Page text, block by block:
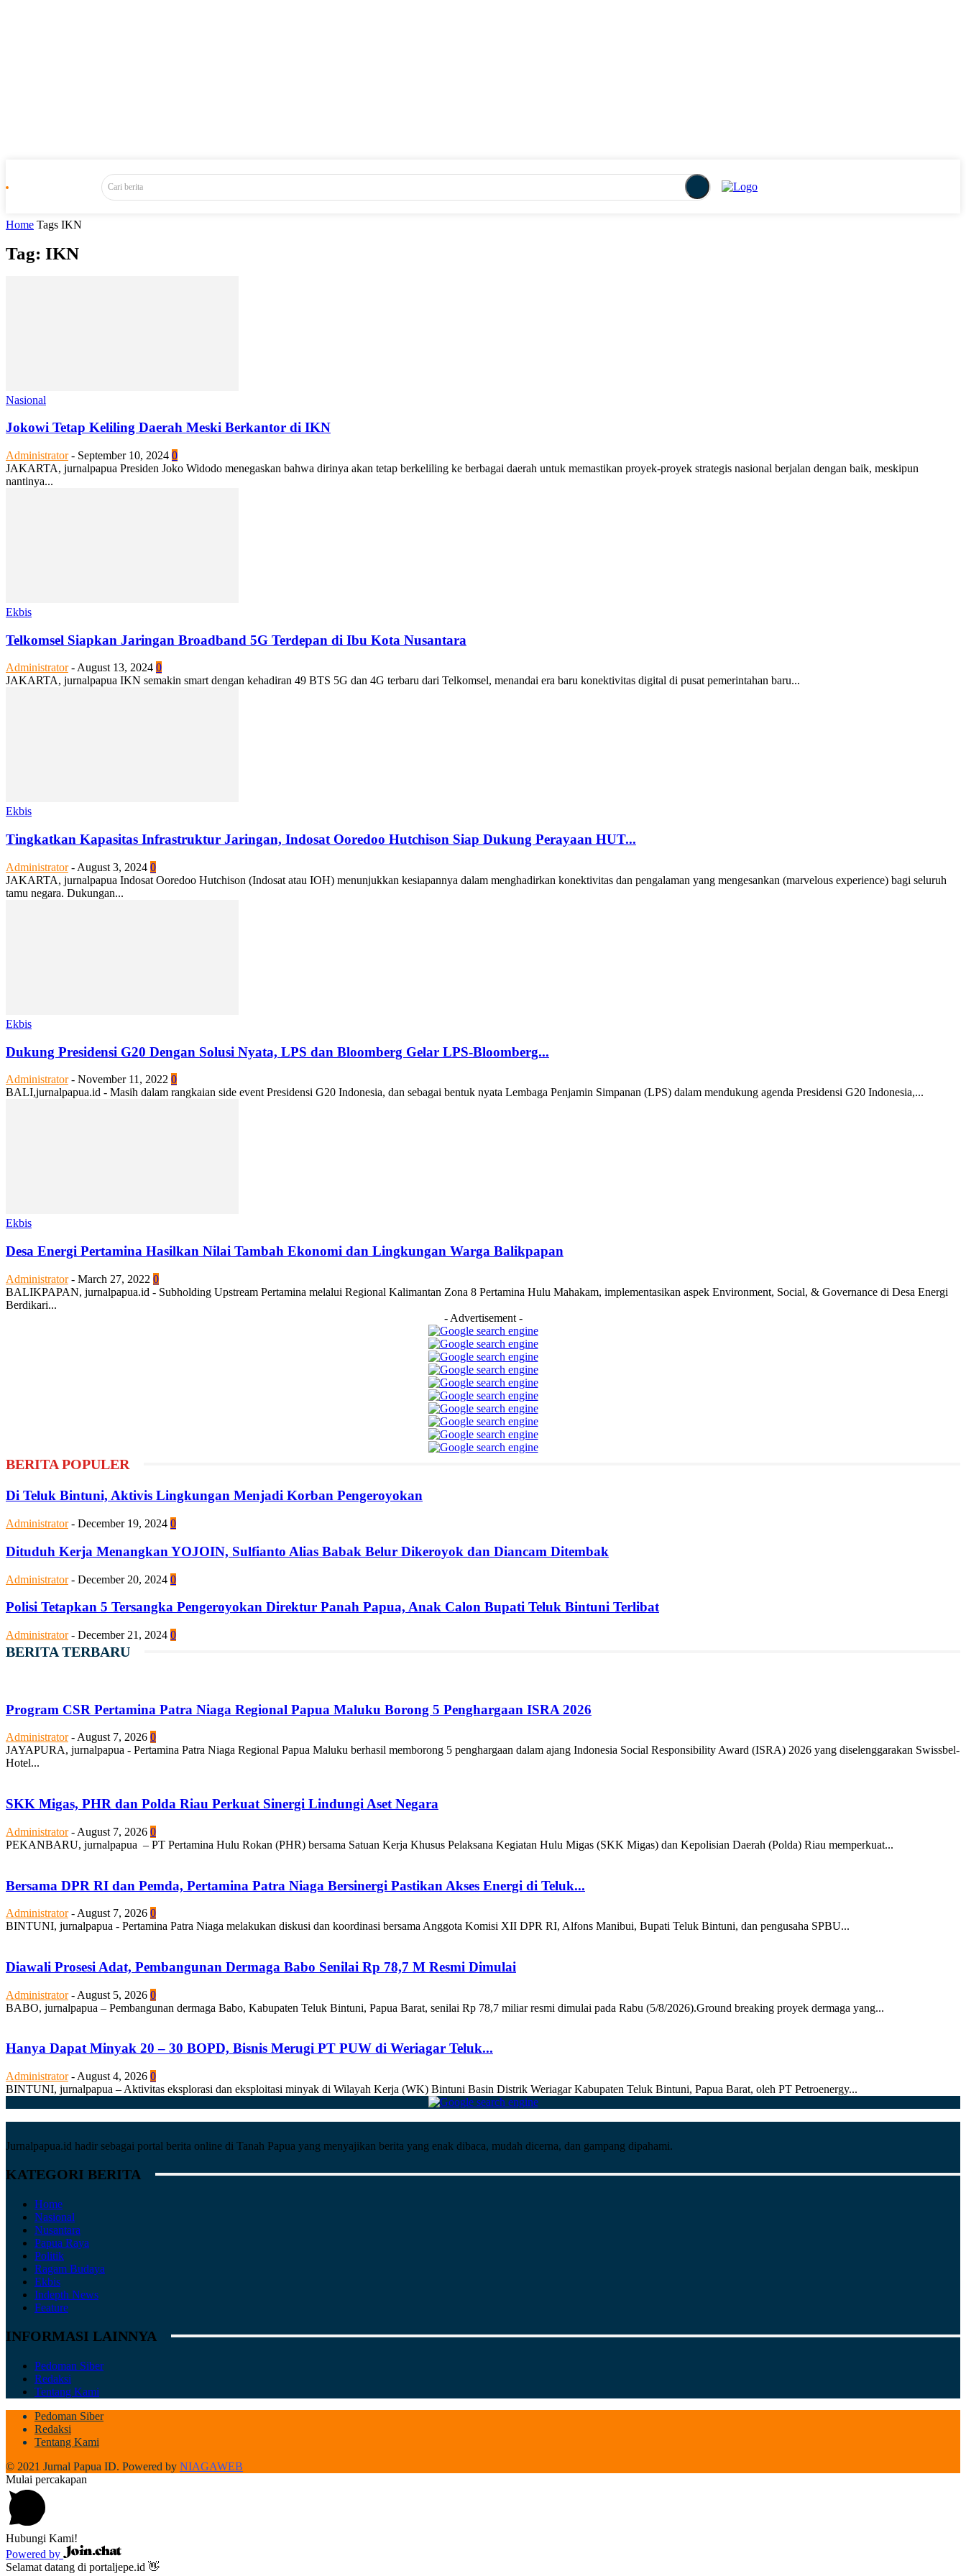
Cari berita
Home Tags IKN
Tag: IKN
Nasional
Jokowi Tetap Keliling Daerah Meski Berkantor di IKN
Administrator - September 10, 2024 0
JAKARTA, jurnalpapua Presiden Joko Widodo menegaskan bahwa dirinya akan tetap berkeliling ke berbagai daerah untuk memastikan proyek-proyek strategis nasional berjalan dengan baik, meskipun
nantinya...
Ekbis
Telkomsel Siapkan Jaringan Broadband 5G Terdepan di Ibu Kota Nusantara
Administrator - August 13, 2024 0
JAKARTA, jurnalpapua IKN semakin smart dengan kehadiran 49 BTS 5G dan 4G terbaru dari Telkomsel, menandai era baru konektivitas digital di pusat pemerintahan baru...
Ekbis
Tingkatkan Kapasitas Infrastruktur Jaringan, Indosat Ooredoo Hutchison Siap Dukung Perayaan HUT...
Administrator - August 3, 2024 0
JAKARTA, jurnalpapua Indosat Ooredoo Hutchison (Indosat atau IOH) menunjukkan kesiapannya dalam menghadirkan konektivitas dan pengalaman yang mengesankan (marvelous experience) bagi seluruh
tamu negara. Dukungan...
Ekbis
Dukung Presidensi G20 Dengan Solusi Nyata, LPS dan Bloomberg Gelar LPS-Bloomberg...
Administrator - November 11, 2022 0
BALI,jurnalpapua.id - Masih dalam rangkaian side event Presidensi G20 Indonesia, dan sebagai bentuk nyata Lembaga Penjamin Simpanan (LPS) dalam mendukung agenda Presidensi G20 Indonesia,...
Ekbis
Desa Energi Pertamina Hasilkan Nilai Tambah Ekonomi dan Lingkungan Warga Balikpapan
Administrator - March 27, 2022 0
BALIKPAPAN, jurnalpapua.id - Subholding Upstream Pertamina melalui Regional Kalimantan Zona 8 Pertamina Hulu Mahakam, implementasikan aspek Environment, Social, & Governance di Desa Energi
Berdikari...
- Advertisement -
BERITA POPULER
Di Teluk Bintuni, Aktivis Lingkungan Menjadi Korban Pengeroyokan
Administrator - December 19, 2024 0
Dituduh Kerja Menangkan YOJOIN, Sulfianto Alias Babak Belur Dikeroyok dan Diancam Ditembak
Administrator - December 20, 2024 0
Polisi Tetapkan 5 Tersangka Pengeroyokan Direktur Panah Papua, Anak Calon Bupati Teluk Bintuni Terlibat
Administrator - December 21, 2024 0
BERITA TERBARU
Program CSR Pertamina Patra Niaga Regional Papua Maluku Borong 5 Penghargaan ISRA 2026
Administrator -August 7, 2026 0
JAYAPURA, jurnalpapua - Pertamina Patra Niaga Regional Papua Maluku berhasil memborong 5 penghargaan dalam ajang Indonesia Social Responsibility Award (ISRA) 2026 yang diselenggarakan Swissbel-
Hotel...
SKK Migas, PHR dan Polda Riau Perkuat Sinergi Lindungi Aset Negara
Administrator - August 7, 2026 0
PEKANBARU, jurnalpapua – PT Pertamina Hulu Rokan (PHR) bersama Satuan Kerja Khusus Pelaksana Kegiatan Hulu Migas (SKK Migas) dan Kepolisian Daerah (Polda) Riau memperkuat...
Bersama DPR RI dan Pemda, Pertamina Patra Niaga Bersinergi Pastikan Akses Energi di Teluk...
Administrator - August 7, 2026 0
BINTUNI, jurnalpapua - Pertamina Patra Niaga melakukan diskusi dan koordinasi bersama Anggota Komisi XII DPR RI, Alfons Manibui, Bupati Teluk Bintuni, dan pengusaha SPBU...
Diawali Prosesi Adat, Pembangunan Dermaga Babo Senilai Rp 78,7 M Resmi Dimulai
Administrator - August 5, 2026 0
BABO, jurnalpapua – Pembangunan dermaga Babo, Kabupaten Teluk Bintuni, Papua Barat, senilai Rp 78,7 miliar resmi dimulai pada Rabu (5/8/2026).Ground breaking proyek dermaga yang...
Hanya Dapat Minyak 20 – 30 BOPD, Bisnis Merugi PT PUW di Weriagar Teluk...
Administrator - August 4, 2026 0
BINTUNI, jurnalpapua – Aktivitas eksplorasi dan eksploitasi minyak di Wilayah Kerja (WK) Bintuni Basin Distrik Weriagar Kabupaten Teluk Bintuni, Papua Barat, oleh PT Petroenergy...
Jurnalpapua.id hadir sebagai portal berita online di Tanah Papua yang menyajikan berita yang enak dibaca, mudah dicerna, dan gampang dipahami.
KATEGORI BERITA
Home
Nasional
Nusantara
Papua Raya
Politik
Ragam Budaya
Ekbis
Indepth News
Feature
INFORMASI LAINNYA
Pedoman Siber
Redaksi
Tentang Kami
Pedoman Siber
Redaksi
Tentang Kami
© 2021 Jurnal Papua ID. Powered by NIAGAWEB
Mulai percakapan
Hubungi Kami!
Powered by
Selamat datang di portaljepe.id 👋